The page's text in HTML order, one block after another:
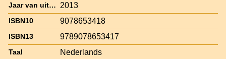
Jaar van uitgave 2013
ISBN10 9078653418
ISBN13 9789078653417
Taal Nederlands